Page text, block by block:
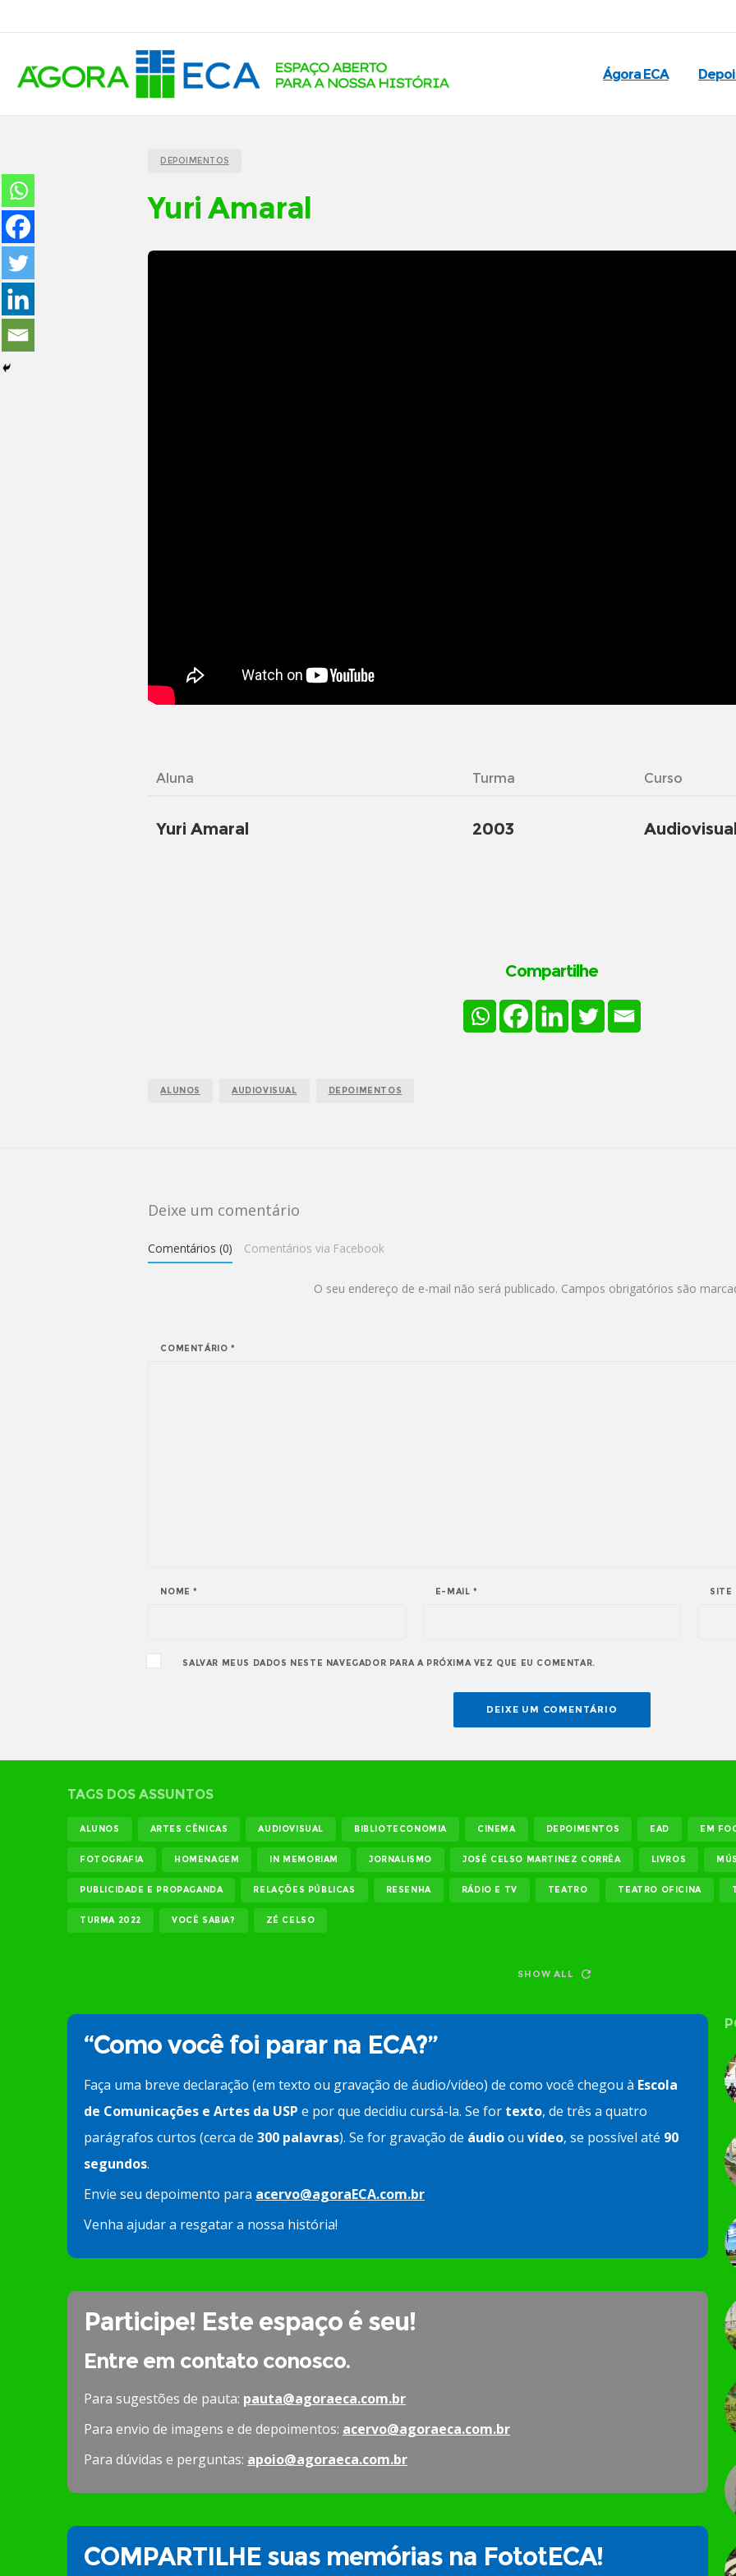
Ágora ECA
DEPOIMENTOS
Yuri Amaral
Aluna Turma Curso
Yuri Amaral 2003
Compartilhe
ALUNOS AUDIOVISUAL DEPOIMENTOS
Deixe um comentário
Comentários (0) Comentários via Facebook
O seu endereço de e-mail não será publicado. Campos obrigatórios são
COMENTÁRIO *
NOME* E-MAIL * SITE
SALVAR MEUS DADOS NESTE NAVEGADOR PARA A PRÓXIMA VEZ QUE EU COMENTAR.
TAGS DOS ASSUNTOS
ALUNOS ARTES CÊNICAS AUDIOVISUAL BIBLIOTECONOMIA CINEMA DEPOIMENTOS EAD EM
FOTOGRAFIA HOMENAGEM IN MEMORIAM JORNALISMO JOSÉ CELSO MARTINEZ CORRÊA LIVROS
PUBLICIDADE E PROPAGANDA RELAÇÕES PÚBLICAS RESENHA RÁDIO E TV TEATRO TEATRO OFICINA
TURMA 2022 VOCÊ SABIA? ZÉ CELSO
SHOW ALL
“Como você foi parar na ECA?”
Faça uma breve declaração (em texto ou gravação de áudio/vídeo) de como você chegou à Escola
de Comunicações e Artes da USP e por que decidiu cursá-la. Se for texto, de três a quatro
parágrafos curtos (cerca de 300 palavras). Se for gravação de áudioou vídeo, se possível até 90
segundos.
Envie seu depoimento para acervo@agoraECA.com.br
Venha ajudar a resgatar a nossa história!
Participe! Este espaço é seu!
Entre em contato conosco.
Para sugestões de pauta: pauta@agoraeca.com.br
Para envio de imagens e de depoimentos: acervo@agoraeca.com.br
Para dúvidas e perguntas: apoio@agoraeca.com.br
COMPARTILHE suas memórias na FototECA!